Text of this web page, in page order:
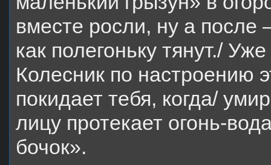
вместе росли, ну а после
как полегоньку тянут./
Колесник по настроению
покидает тебя, когда/
лицу протекает огонь-
бочок».